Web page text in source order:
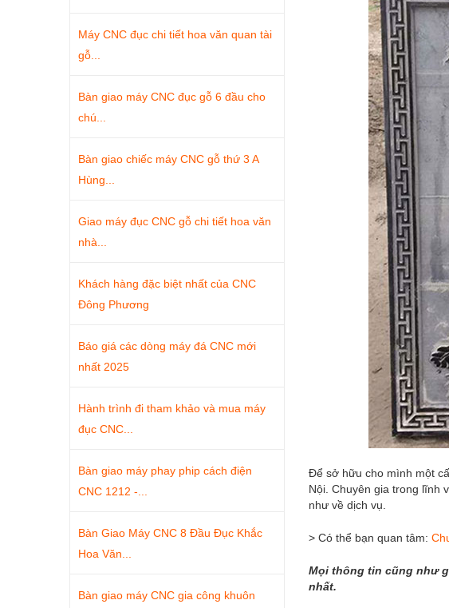
Máy CNC đục chi tiết hoa văn quan tài
gỗ...
Bàn giao máy CNC đục gỗ 6 đầu cho
chú...
Bàn giao chiếc máy CNC gỗ thứ 3 A
Hùng...
Giao máy đục CNC gỗ chi tiết hoa văn
nhà...
Khách hàng đặc biệt nhất của CNC
Đông Phương
Báo giá các dòng máy đá CNC mới
nhất 2025
Hành trình đi tham khảo và mua máy
đục CNC...
Bàn giao máy phay phip cách điện
CNC 1212 -...
Bàn Giao Máy CNC 8 Đầu Đục Khắc
Hoa Văn...
Bàn giao máy CNC gia công khuôn
Để sở hữu cho mình một
Nội. Chuyên gia trong lĩnh
như về dịch vụ.
> Có thể bạn quan tâm:
Mọi thông tin cũng như
nhất.